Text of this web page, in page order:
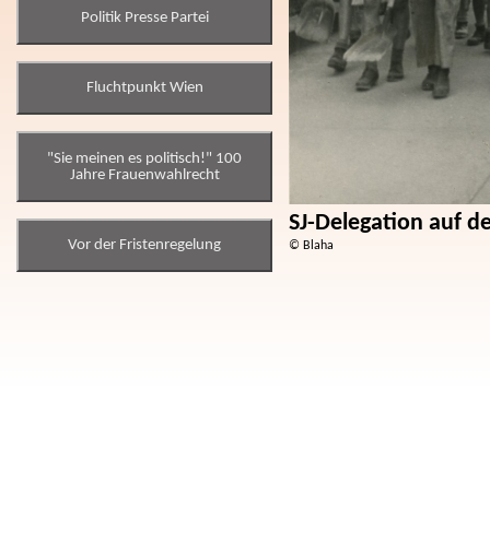
Politik Presse Partei
Fluchtpunkt Wien
"Sie meinen es politisch!" 100
Jahre Frauenwahlrecht
Vor der Fristenregelung
SJ-Delegation auf
© Blaha